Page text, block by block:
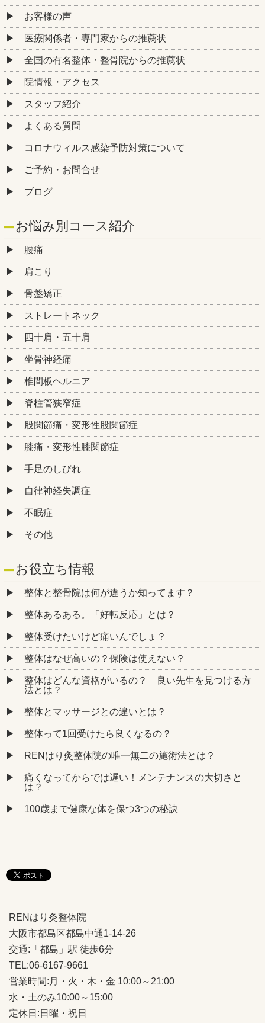
お客様の声
医療関係者・専門家からの推薦状
全国の有名整体・整骨院からの推薦状
院情報・アクセス
スタッフ紹介
よくある質問
コロナウィルス感染予防対策について
ご予約・お問合せ
ブログ
お悩み別コース紹介
腰痛
肩こり
骨盤矯正
ストレートネック
四十肩・五十肩
坐骨神経痛
椎間板ヘルニア
脊柱管狭窄症
股関節痛・変形性股関節症
膝痛・変形性膝関節症
手足のしびれ
自律神経失調症
不眠症
その他
お役立ち情報
整体と整骨院は何が違うか知ってます？
整体あるある。「好転反応」とは？
整体受けたいけど痛いんでしょ？
整体はなぜ高いの？保険は使えない？
整体はどんな資格がいるの？ 良い先生を見つける方
法とは？
整体とマッサージとの違いとは？
整体って1回受けたら良くなるの？
RENはり灸整体院の唯一無二の施術法とは？
痛くなってからでは遅い！メンテナンスの大切さと
は？
100歳まで健康な体を保つ3つの秘訣
RENはり灸整体院
大阪市都島区都島中通1-14-26
交通:「都島」駅 徒歩6分
TEL:06-6167-9661
営業時間:月・火・木・金 10:00～21:00
水・土のみ10:00～15:00
定休日:日曜・祝日